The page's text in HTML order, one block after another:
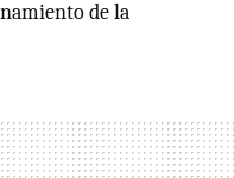
de la